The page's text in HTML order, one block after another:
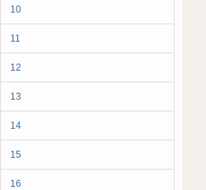
10
11
12
13
14
15
16